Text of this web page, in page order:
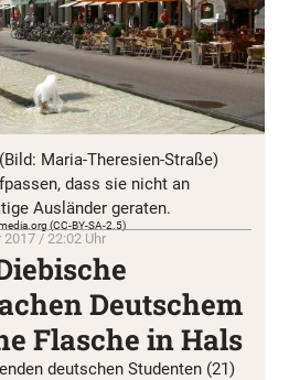
Maria-Theresien-Straße)
dass sie nicht an
Ausländer geraten.
(CC-BY-SA-2.5)
2017 / 22:02 Uhr
Deutschem
Flasche in Hals
deutschen Studenten (21)